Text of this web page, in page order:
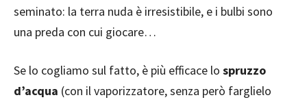
seminato: la terra nuda è irresistibile, e i bulbi sono
una preda con cui giocare…
Se lo cogliamo sul fatto, è più efficace lo spruzzo
d’acqua (con il vaporizzatore, senza però farglielo